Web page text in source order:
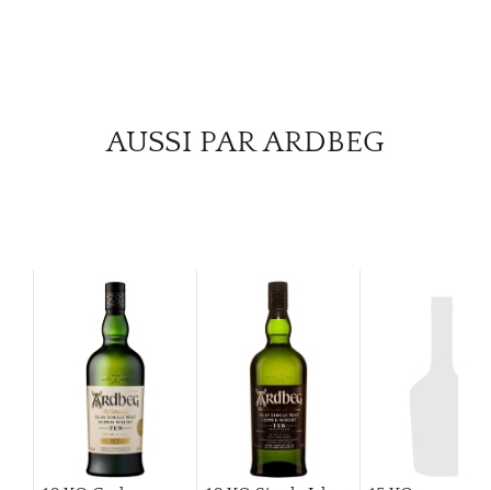
AUSSI PAR ARDBEG